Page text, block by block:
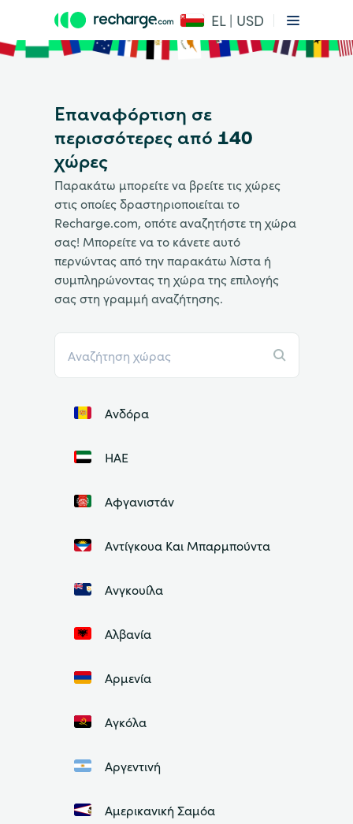
EL | USD
Επαναφόρτιση σε
περισσότερες από 140
χώρες
Παρακάτω μπορείτε να βρείτε τις χώρες
στις οποίες δραστηριοποιείται το
Recharge.com, οπότε αναζητήστε τη χώρα
σας! Μπορείτε να το κάνετε αυτό
περνώντας από την παρακάτω λίστα ή
συμπληρώνοντας τη χώρα της επιλογής
σας στη γραμμή αναζήτησης.
Ανδόρα
ΗΑΕ
Αφγανιστάν
Αντίγκουα Και Μπαρμπούντα
Ανγκουίλα
Αλβανία
Αρμενία
Αγκόλα
Αργεντινή
Αμερικανική Σαμόα